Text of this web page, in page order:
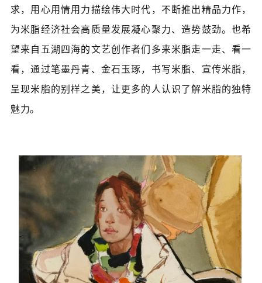
求，用心用情用力描绘伟大时代，不断推出精品力作，
为米脂经济社会高质量发展凝心聚力、造势鼓劲。也希
望来自五湖四海的文艺创作者们多来米脂走一走、看一
看，通过笔墨丹青、金石玉琢，书写米脂、宣传米脂，
呈现米脂的别样之美，让更多的人认识了解米脂的独特
魅力。